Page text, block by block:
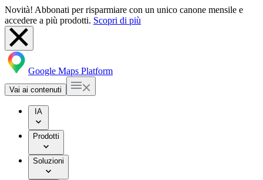
Novità! Abbonati per risparmiare con un unico canone mensile e
accedere a più prodotti. Scopri di più
Google Maps Platform
Vai ai contenuti
IA
Prodotti
Soluzioni